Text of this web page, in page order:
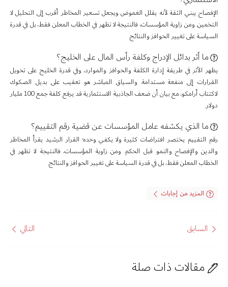
الإفصاح يبني الثقة لأنه يقلل الغموض ويجعل تسعير المخاطر أقرب إلى التحليل لا
التخمين. ومن زاوية المؤسسات، فالنتيجة لا تظهر في الخطاب المعلن فقط، بل في قدرة
السياسة على تغيير الحوافز والنتائج.
ما أثر بدائل الإدراج وكلفة رأس المال على الخليج؟
يظهر الأثر في طريقة إدارة الكلفة والحوافز والموارد، وفي قدرة الخليج على تحويل
القرارات إلى منفعة مستدامة. والسياق المباشر هو تعقيب على بديل الصكوك
لاكتتاب أرامكو، مع بيان أن ضعف الجاذبية الاستثمارية قد يرفع كلفة جمع 100 مليار
دولار.
ما الذي يكشفه عامل المؤسسات عن قضية رقم التقييم؟
رقم التقييم يختصر افتراضات كثيرة ولا يكفي وحده؛ القرار الرشيد يقرأ المخاطر
والدين والإفصاح والنمو قبل الحكم. ومن زاوية المؤسسات، فالنتيجة لا تظهر في
الخطاب المعلن فقط، بل في قدرة السياسة على تغيير الحوافز والنتائج.
المزيد من إجابات
السابق التالي
مقالات ذات صلة